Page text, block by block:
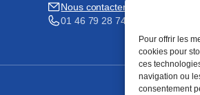
Pour offrir les
cookies pour
ces
navigation ou
consentement
Nous contacter
01 46 79 28 74